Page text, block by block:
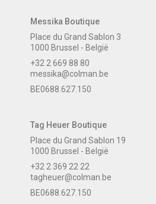
Messika Boutique
Place du Grand Sablon 3
1000 Brussel - België
+32 2 669 88 80
messika@colman.be
BE0688.627.150
Tag Heuer Boutique
Place du Grand Sablon 19
1000 Brussel - België
+32 2 369 22 22
tagheuer@colman.be
BE0688.627.150